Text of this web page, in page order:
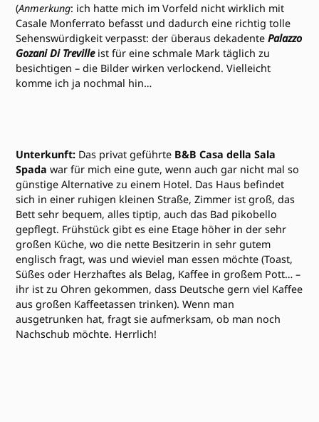
(Anmerkung: ich hatte mich im Vorfeld nicht wirklich mit
Casale Monferrato befasst und dadurch eine richtig tolle
Sehenswürdigkeit verpasst: der überaus dekadentePalazzo
Gozani Di Trevilleist für eine schmale Mark täglich zu
besichtigen – die Bilder wirken verlockend. Vielleicht
komme ich ja nochmal hin…
Unterkunft: Das privat geführte B&B Casa della Sala
Spada war für mich eine gute, wenn auch gar nicht mal so
günstige Alternative zu einem Hotel. Das Haus befindet
sich in einer ruhigen kleinen Straße, Zimmer ist groß, das
Bett sehr bequem, alles tiptip, auch das Bad pikobello
gepflegt. Frühstück gibt es eine Etage höher in der sehr
großen Küche, wo die nette Besitzerin in sehr gutem
englisch fragt, was und wieviel man essen möchte (Toast,
Süßes oder Herzhaftes als Belag, Kaffee in großem Pott… –
ihr ist zu Ohren gekommen, dass Deutsche gern viel Kaffee
aus großen Kaffeetassen trinken). Wenn man
ausgetrunken hat, fragt sie aufmerksam, ob man noch
Nachschub möchte. Herrlich!